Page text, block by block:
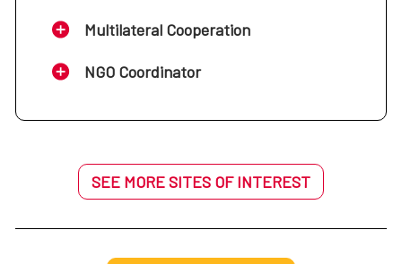
Multilateral Cooperation
NGO Coordinator
SEE MORE SITES OF INTEREST